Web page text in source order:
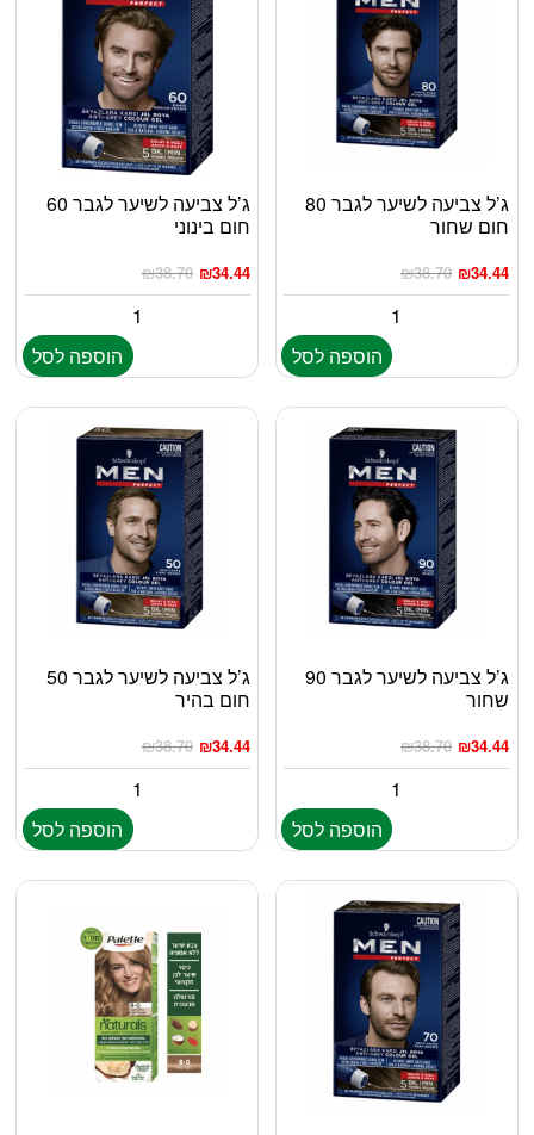
ג’ל צביעה לשיער לגבר 80
חום שחור
₪38.70 ₪34.44
הוספה לסל
ג’ל צביעה לשיער לגבר 60
חום בינוני
₪38.70 ₪34.44
הוספה לסל
ג’ל צביעה לשיער לגבר 90
שחור
₪38.70 ₪34.44
הוספה לסל
ג’ל צביעה לשיער לגבר 50
חום בהיר
₪38.70 ₪34.44
הוספה לסל